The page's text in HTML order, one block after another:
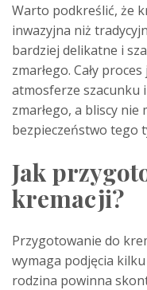
Warto podkreślić, że
inwazyjna niż
bardziej delikatne i
zmarłego. Cały
atmosferze szacunku
zmarłego, a bliscy nie
bezpieczeństwo tego
Jak
kremacji?
Przygotowanie do
wymaga podjęcia
rodzina powinna